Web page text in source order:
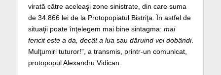
virată către aceleaşi zone sinistrate, din care suma
de 34.866 lei de la Protopopiatul Bistriţa. În astfel de
situaţii poate înţelegem mai bine sintagma: mai
fericit este a da, decât a luasau dăruind vei dobândi.
Mulţumiri tuturor!”, a transmis, printr-un comunicat,
protopopul Alexandru Vidican.